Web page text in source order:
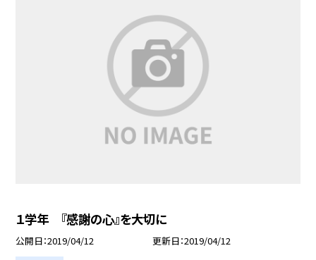
１学年 『感謝の心』を大切に
公開日 2019/04/12 更新日 2019/04/12